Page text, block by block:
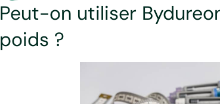
Peut-on utiliser
poids ?